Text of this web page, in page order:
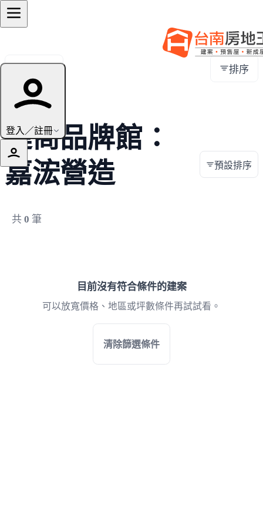
登入／註冊
排序
建商品牌館：
嘉浤營造
共 0 筆
預設排序
目前沒有符合條件的建案
可以放寬價格、地區或坪數條件再試試看。
清除篩選條件